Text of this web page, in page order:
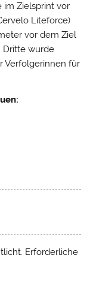
im Zielsprint vor
Liteforce)
vor dem Ziel
Dritte wurde
Verfolgerinnen für
Erforderliche